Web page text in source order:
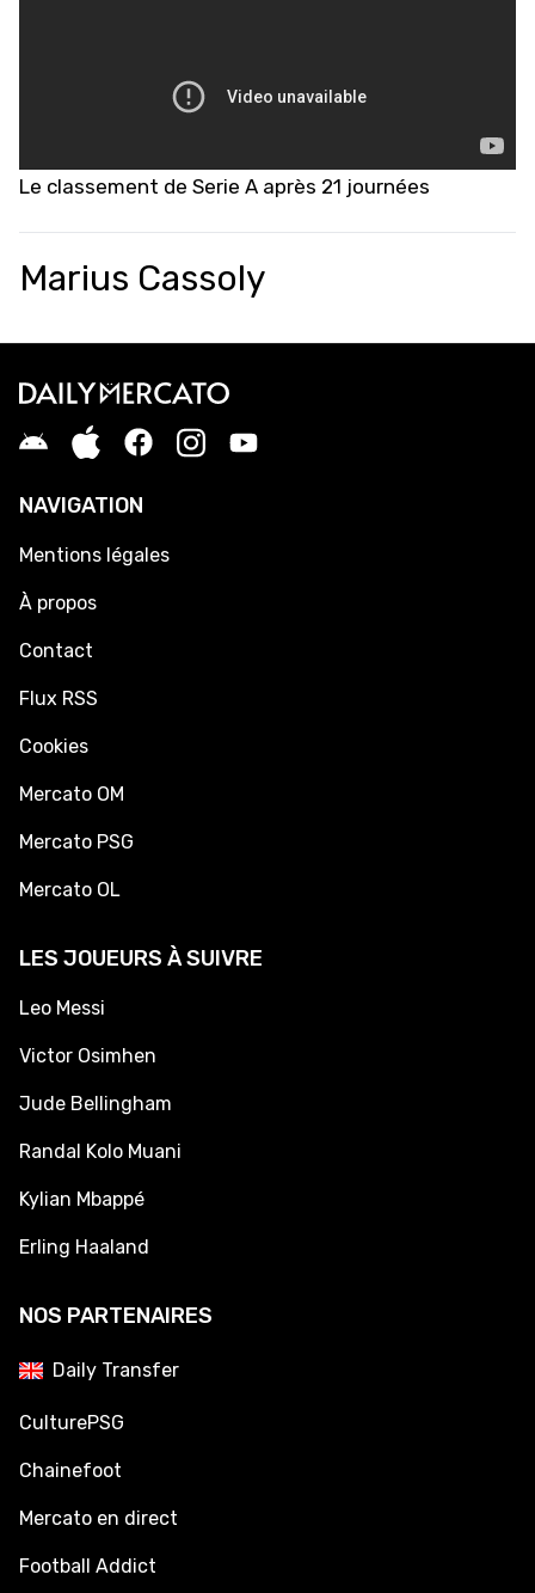
Le classement de Serie A après 21 journées
Marius Cassoly
NAVIGATION
Mentions légales
À propos
Contact
Flux RSS
Cookies
Mercato OM
Mercato PSG
Mercato OL
LES JOUEURS À SUIVRE
Leo Messi
Victor Osimhen
Jude Bellingham
Randal Kolo Muani
Kylian Mbappé
Erling Haaland
NOS PARTENAIRES
Daily Transfer
CulturePSG
Chainefoot
Mercato en direct
Football Addict